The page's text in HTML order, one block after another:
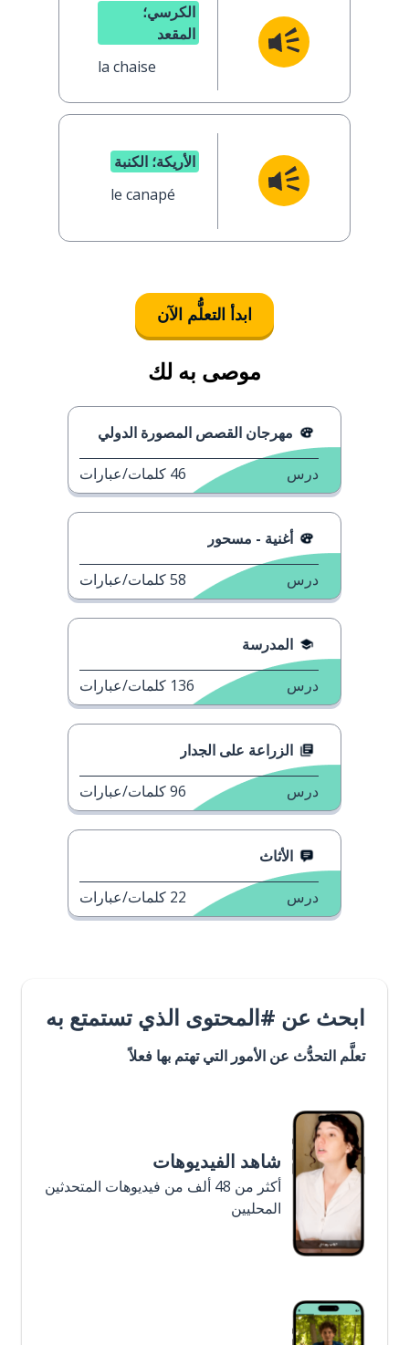
الكرسي؛
المقعد
la chaise
الأريكة؛ الكنبة
le canapé
ابدأ التعلُّم الآن
موصى به لك
مهرجان القصص المصورة الدولي
درس 46 كلمات/عبارات
أغنية - مسحور
درس 58كلمات/عبارات
المدرسة
درس 136 كلمات/عبارات
الزراعة على الجدار
درس 96كلمات/عبارات
الأثاث
درس 22 كلمات/عبارات
ابحث عن #المحتوى الذي تستمتع به
تعلَّم التحدُّث عن الأمور التي تهتم بها فعلاً
شاهد الفيديوهات
أكثر من 48 ألف من فيديوهات المتحدثين
المحليين